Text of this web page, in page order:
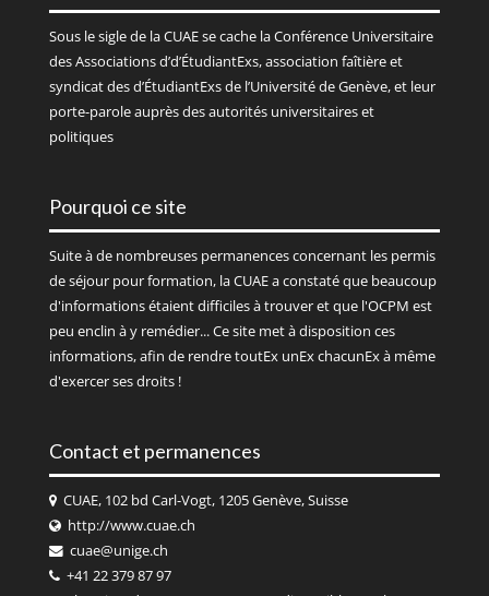
Sous le sigle de laCUAEse cache la Conférence Universitaire
des Associations d’d’ÉtudiantExs, association faîtière et
syndicat des d’ÉtudiantExs de l’Université de Genève, et leur
porte-parole auprès des autorités universitaires et
politiques
Pourquoi ce site
Suite à de nombreuses permanences concernant les permis
de séjour pour formation, la CUAE a constaté que beaucoup
d'informations étaient difficiles à trouver et que l'OCPM est
peu enclin à y remédier... Ce site met à disposition ces
informations, afin de rendre toutEx unEx chacunEx à même
d'exercer ses droits !
Contact et permanences
CUAE, 102 bd Carl-Vogt, 1205 Genève, Suisse
http://www.cuae.ch
cuae@unige.ch
+41 22 379 87 97